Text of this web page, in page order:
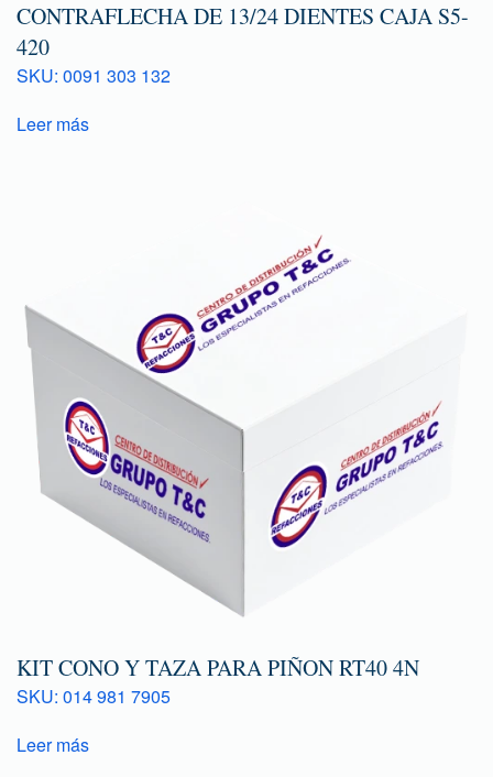
CONTRAFLECHA DE 13/24 DIENTES CAJA S5-
420
SKU: 0091 303 132
Leer más
KIT CONO Y TAZA PARA PIÑON RT40 4N
SKU: 014 981 7905
Leer más